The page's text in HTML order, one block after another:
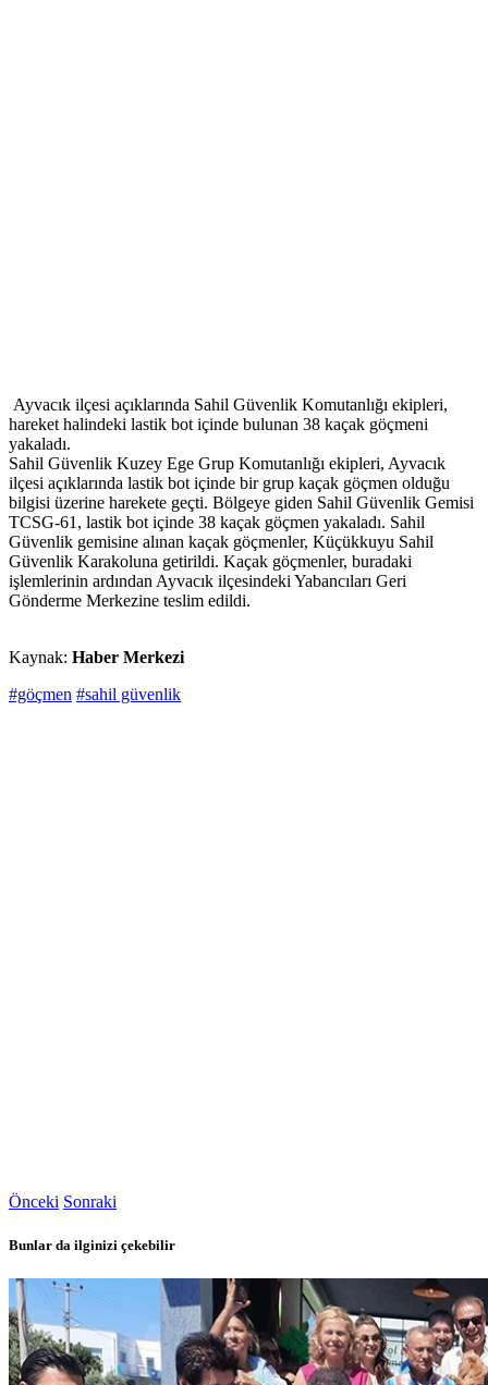
Ayvacık ilçesi açıklarında Sahil Güvenlik Komutanlığı ekipleri,
hareket halindeki lastik bot içinde bulunan 38 kaçak göçmeni
yakaladı.
Sahil Güvenlik Kuzey Ege Grup Komutanlığı ekipleri, Ayvacık
ilçesi açıklarında lastik bot içinde bir grup kaçak göçmen olduğu
bilgisi üzerine harekete geçti. Bölgeye giden Sahil Güvenlik Gemisi
TCSG-61, lastik bot içinde 38 kaçak göçmen yakaladı. Sahil
Güvenlik gemisine alınan kaçak göçmenler, Küçükkuyu Sahil
Güvenlik Karakoluna getirildi. Kaçak göçmenler, buradaki
işlemlerinin ardından Ayvacık ilçesindeki Yabancıları Geri
Gönderme Merkezine teslim edildi.
Kaynak: Haber Merkezi
#göçmen #sahil güvenlik
Önceki Sonraki
Bunlar da ilginizi çekebilir